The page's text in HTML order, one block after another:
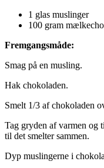
1 glas muslinger
100 gram
Fremgangsmåde:
Smag på en musling.
Hak chokoladen.
Smelt 1/3 af chokoladen
Tag gryden af varmen og
til det smelter sammen.
Dyp muslingerne i